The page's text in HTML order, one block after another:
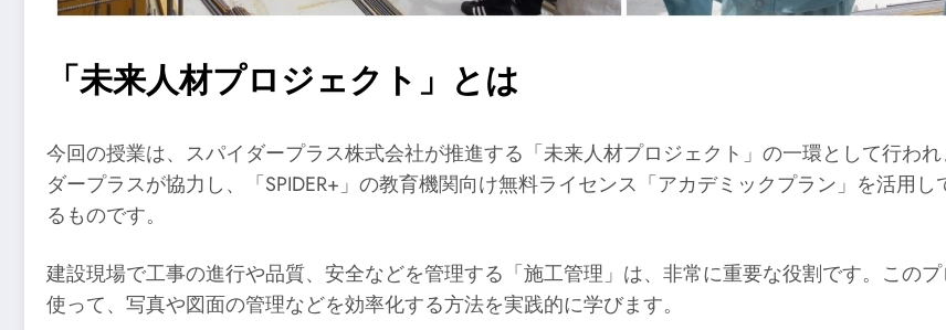
「未来人材プロジェクト」とは
今回の授業は、スパイダープラス株式会社が推進する「未来人材プロジェクト」の一環として行わ
ダープラスが協力し、「SPIDER+」の教育機関向け無料ライセンス「アカデミックプラン」を活用
るものです。
建設現場で工事の進行や品質、安全などを管理する「施工管理」は、非常に重要な役割です。この
使って、写真や図面の管理などを効率化する方法を実践的に学びます。